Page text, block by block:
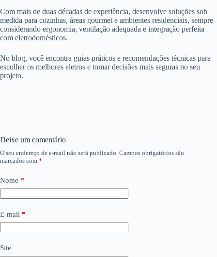
Com mais de duas décadas de experiência, desenvolve soluções sob
medida para cozinhas, áreas gourmet e ambientes residenciais, sempre
considerando ergonomia, ventilação adequada e integração perfeita
com eletrodomésticos.
No blog, você encontra guias práticos e recomendações técnicas para
escolher os melhores eletros e tomar decisões mais seguras no seu
projeto.
Deixe um comentário
O seu endereço de e-mail não será publicado. Campos obrigatórios são
marcados com *
Nome *
E-mail *
Site